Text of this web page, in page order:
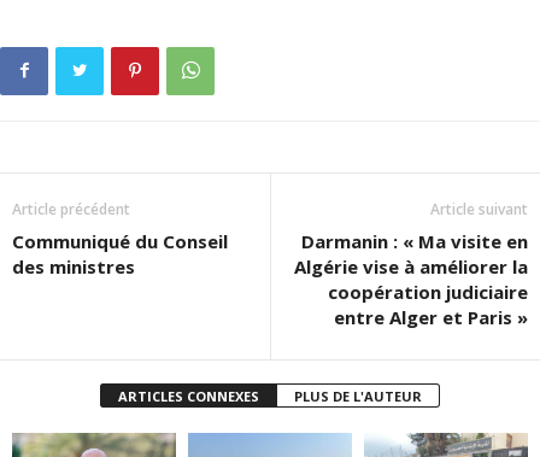
Article précédent
Communiqué du Conseil
des ministres
Article suivant
Darmanin : « Ma visite en
Algérie vise à améliorer la
coopération judiciaire
entre Alger et Paris »
ARTICLES CONNEXES PLUS DE L'AUTEUR